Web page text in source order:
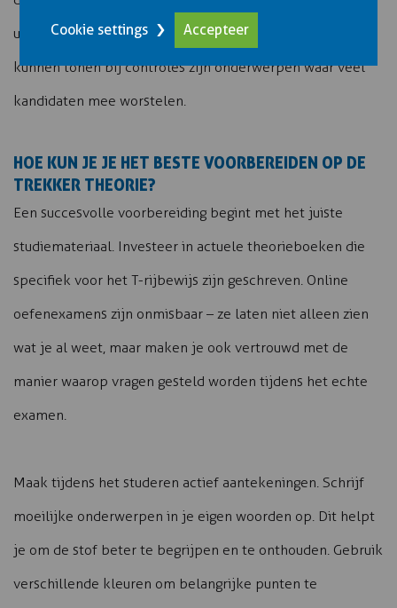
uitzonderlijk transport en de documentatie die je moet
kunnen tonen bij controles zijn onderwerpen waar veel
kandidaten mee worstelen.
HOE KUN JE JE HET BESTE VOORBEREIDEN OP DE
TREKKER THEORIE?
Een succesvolle voorbereiding begint met het juiste
studiemateriaal. Investeer in actuele theorieboeken die
specifiek voor het T-rijbewijs zijn geschreven. Online
oefenexamens zijn onmisbaar – ze laten niet alleen zien
wat je al weet, maar maken je ook vertrouwd met de
manier waarop vragen gesteld worden tijdens het echte
examen.
Maak tijdens het studeren actief aantekeningen. Schrijf
moeilijke onderwerpen in je eigen woorden op. Dit helpt
je om de stof beter te begrijpen en te onthouden. Gebruik
verschillende kleuren om belangrijke punten te
Cookie settings Accepteer